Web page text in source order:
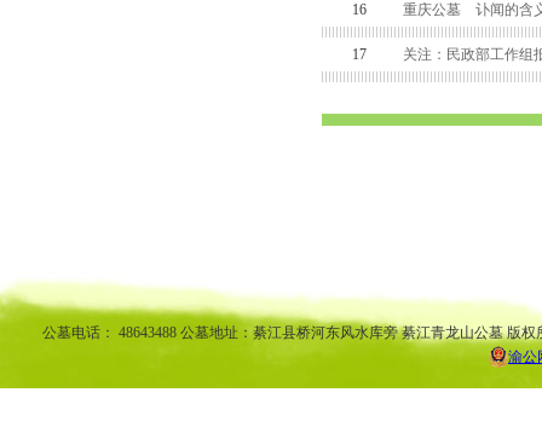
16 重庆公墓 讣闻的含
17 关注：民政部工作组
公墓电话： 48643488 公墓地址：綦江县桥河东风水库旁 綦江青龙山公墓 版
渝公